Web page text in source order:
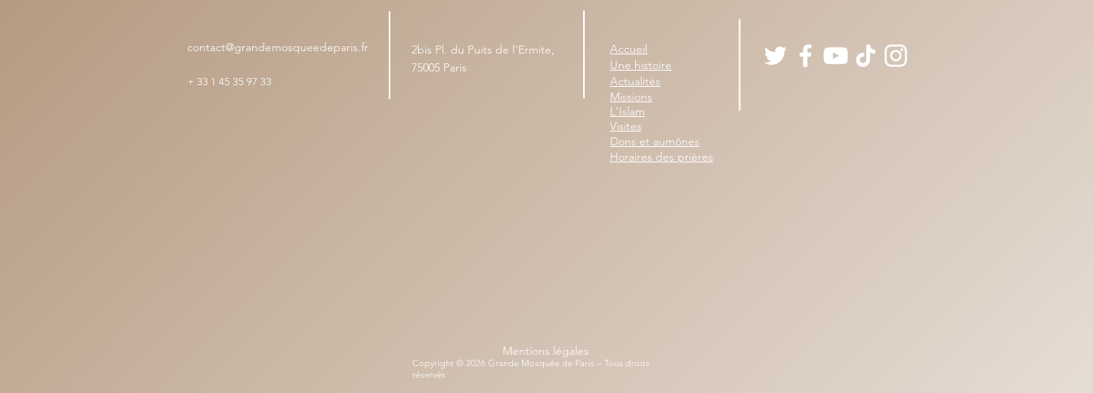
contact@grandemosqueedeparis.fr
+ 33 1 45 35 97 33
2bis Pl. du Puits de l'Ermite,
75005 Paris
Accueil
Une histoire
Actualités
Missions
L'Islam
Visites
Dons et aumônes
Horaires des prières
Mentions légales
Copyright © 2026 Grande Mosquée de Paris – Tous droits
réservés